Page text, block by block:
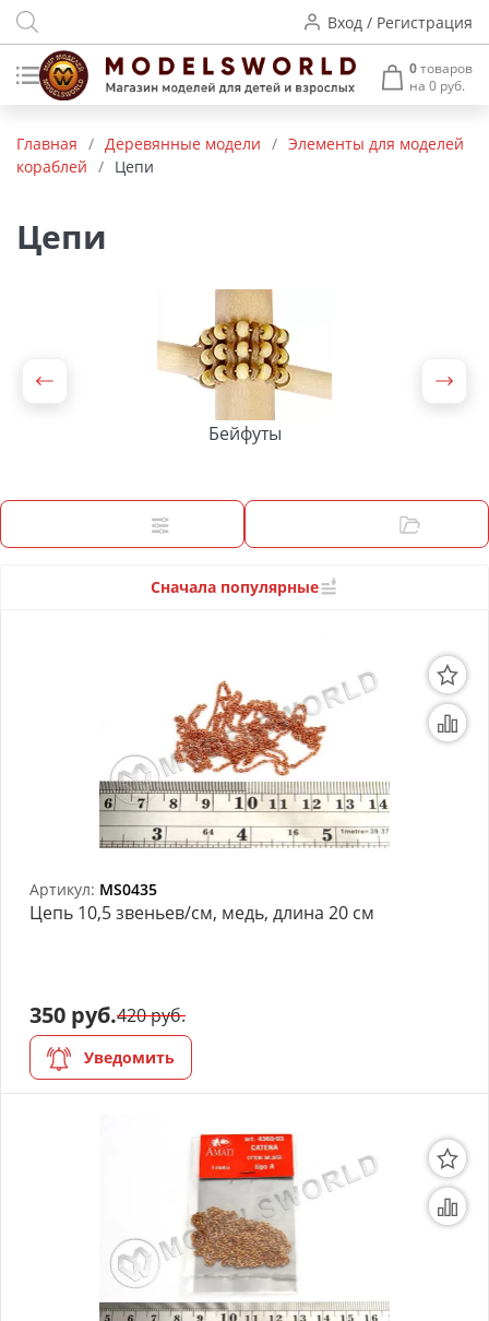
Вход / Регистрация
0товаров
на 0 руб.
Деревянные модели
Пластиковые модели
Архитектурные макеты
Модели из бумаги
Аэрографы и компрессоры
Материалы для моделизма
Литература для моделиста
Готовые модели
Специальные товары
Товары для школы
Органайзеры
Полки под краску
Деревянные ламели
Рейки из ценных пород
Деревянные бруски
Шпон ценных пород
Главная / Деревянные модели / Элементы для моделей
кораблей / Цепи
Цепи
Бейфуты
Сначала популярные
Артикул: MS0435
Цепь 10,5 звеньев/см, медь, длина 20 см
350 руб.420 руб.
Уведомить